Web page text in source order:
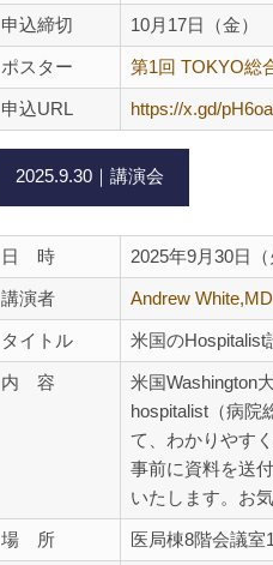
申込締切 10月17日（金）
ポスター 第1回 TOKYO総
申込URL https://x.gd/pH6oa
2025.9.30｜講演会
日 時 2025年9月30日
講演者 Andrew
タイトル 米国のHospitalist
内 容
米国Washington
hospitalist（病院
て、わかりやす
事前に資料を送
いたします。お
場 所 医局棟8階会議室1